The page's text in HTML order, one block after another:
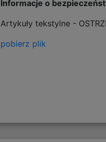
Informacje o
Artykuły tekstylne -
pobierz plik